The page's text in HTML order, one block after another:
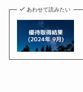
あわせて読みたい